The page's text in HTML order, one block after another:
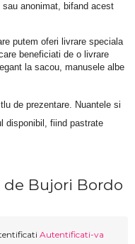
anonimat, bifand acest
putem oferi livrare speciala
beneficiati de o livrare
la sacou, manusele albe
de prezentare. Nuantele si
disponibil, fiind pastrate
Bujori Bordo
Autentificati-va